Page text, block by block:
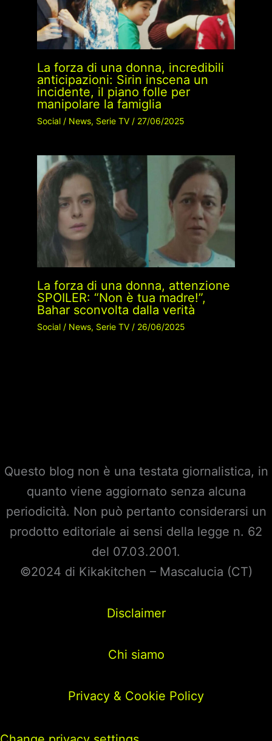
La forza di una donna, incredibili
anticipazioni: Sirin inscena un
incidente, il piano folle per
manipolare la famiglia
Social/ News, Serie TV/ 27/06/2025
La forza di una donna, attenzione
SPOILER: “Non è tua madre!”,
Bahar sconvolta dalla verità
Social/ News, Serie TV/ 26/06/2025
Questo blog non è una testata giornalistica, in
quanto viene aggiornato senza alcuna
periodicità. Non può pertanto considerarsi un
prodotto editoriale ai sensi della legge n. 62
del 07.03.2001.
©2024 di Kikakitchen – Mascalucia (CT)
Disclaimer
Chi siamo
Privacy & Cookie Policy